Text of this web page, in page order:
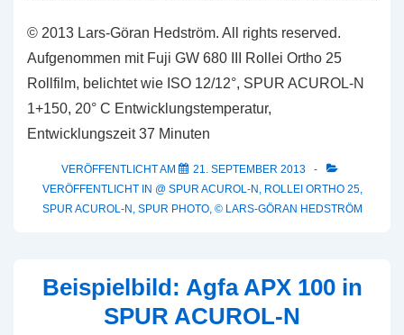
© 2013 Lars-Göran Hedström. All rights reserved.
Aufgenommen mit Fuji GW 680 III Rollei Ortho 25
Rollfilm, belichtet wie ISO 12/12°, SPUR ACUROL-N
1+150, 20° C Entwicklungstemperatur,
Entwicklungszeit 37 Minuten
VERÖFFENTLICHT AM
21. SEPTEMBER 2013
VERÖFFENTLICHT IN @ SPUR ACUROL-N , ROLLEI ORTHO 25,
SPUR ACUROL-N , SPUR PHOTO, © LARS-GÖRAN HEDSTRÖM
Beispielbild: Agfa APX 100 in
SPUR ACUROL-N